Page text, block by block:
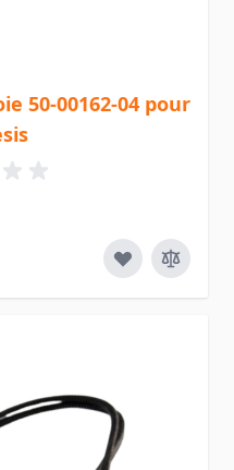
50-00162-04 pour